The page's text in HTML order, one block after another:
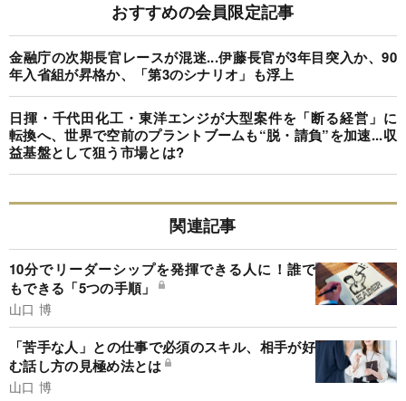
おすすめの会員限定記事
金融庁の次期長官レースが混迷...伊藤長官が3年目突入か、90
年入省組が昇格か、「第3のシナリオ」も浮上
日揮・千代田化工・東洋エンジが大型案件を「断る経営」に
転換へ、世界で空前のプラントブームも“脱・請負”を加速...収
益基盤として狙う市場とは?
関連記事
10分でリーダーシップを発揮できる人に！誰で
もできる「5つの手順」
山口 博
「苦手な人」との仕事で必須のスキル、相手が好
む話し方の見極め法とは
山口 博